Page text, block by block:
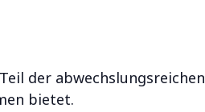
der abwechslungsreichen
bietet.